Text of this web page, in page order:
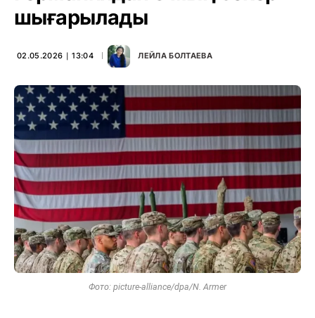
шығарылады
02.05.2026 ∣ 13:04 ЛЕЙЛА БОЛТАЕВА
Фото: picture-alliance/dpa/N. Armer